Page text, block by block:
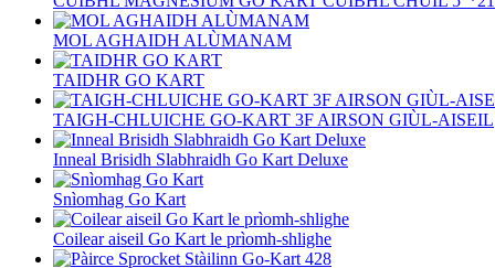
MOL AGHAIDH ALÙMANAM
TAIDHR GO KART
TAIGH-CHLUICHE GO-KART 3F AIRSON GIÙL-AISEIL
Inneal Brisidh Slabhraidh Go Kart Deluxe
Snìomhag Go Kart
Coilear aiseil Go Kart le prìomh-shlighe